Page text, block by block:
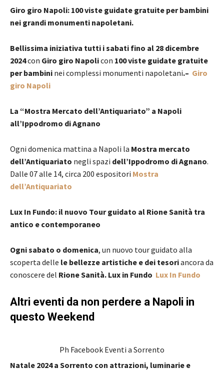
Giro giro Napoli: 100 viste guidate gratuite per bambini
nei grandi monumenti napoletani.
Bellissima iniziativa tutti i sabati fino al 28 dicembre
2024con Giro giro Napolicon 100 viste guidate gratuite
per bambini nei complessi monumenti napoletani.– Giro
giro Napoli
La “Mostra Mercato dell’Antiquariato” a Napoli
all’Ippodromo di Agnano
Ogni domenica mattina a Napoli la Mostra mercato
dell’Antiquariato negli spazi dell’Ippodromo di Agnano.
Dalle 07 alle 14, circa 200 espositori Mostra
dell’Antiquariato
Lux In Fundo: il nuovo Tour guidato al Rione Sanità tra
antico e contemporaneo
Ogni sabato o domenica, un nuovo tour guidato alla
scoperta delle le bellezze artistiche e dei tesoriancora da
conoscere del Rione Sanità. Lux in Fundo Lux In Fundo
Altri eventi da non perdere a Napoli in
questo Weekend
Ph Facebook Eventi a Sorrento
Natale 2024 a Sorrento con attrazioni, luminarie e